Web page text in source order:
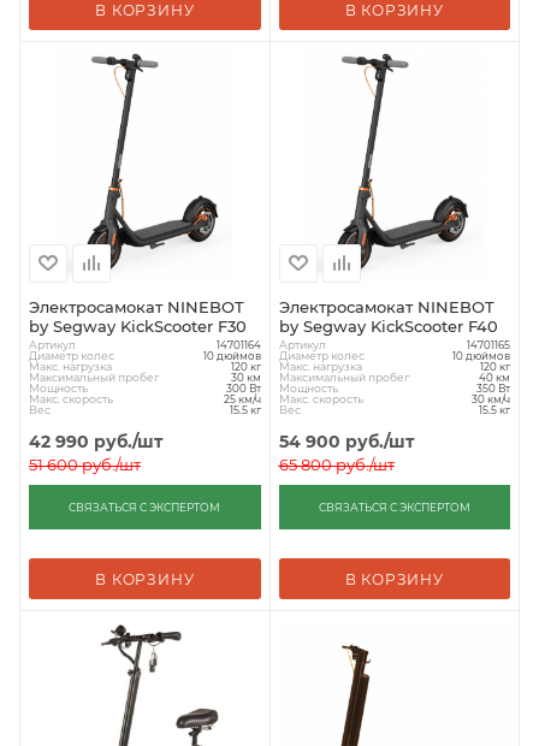
В КОРЗИНУ В КОРЗИНУ
Электросамокат NINEBOT
by Segway KickScooter F30
Артикул 14701164
Диаметр колес 10 дюймов
Макс. нагрузка 120 кг
Максимальный пробег 30 км
Мощность 300 Вт
Макс. скорость 25 км/ч
Вес 15.5 кг
42 990 руб./шт
51 600руб./шт
СВЯЗАТЬСЯ С ЭКСПЕРТОМ
В КОРЗИНУ
Электросамокат NINEBOT
by Segway KickScooter F40
Артикул 14701165
Диаметр колес 10 дюймов
Макс. нагрузка 120 кг
Максимальный пробег 40 км
Мощность 350 Вт
Макс. скорость 30 км/ч
Вес 15.5 кг
54 900 руб./шт
65 800руб./шт
СВЯЗАТЬСЯ С ЭКСПЕРТОМ
В КОРЗИНУ